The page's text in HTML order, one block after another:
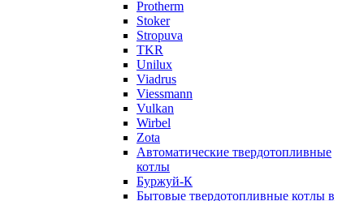
Protherm
Stoker
Stropuva
TKR
Unilux
Viadrus
Viessmann
Vulkan
Wirbel
Zota
Автоматические твердотопливные
котлы
Буржуй-К
Бытовые твердотопливные котлы в